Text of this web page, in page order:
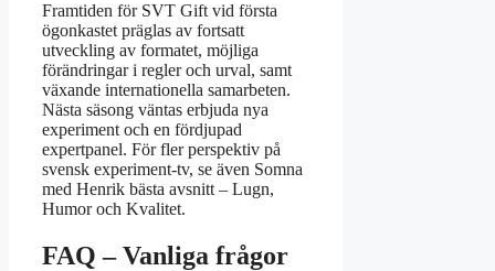
Framtiden för SVT Gift vid första
ögonkastet präglas av fortsatt
utveckling av formatet, möjliga
förändringar i regler och urval, samt
växande internationella samarbeten.
Nästa säsong väntas erbjuda nya
experiment och en fördjupad
expertpanel. För fler perspektiv på
svensk experiment-tv, se även Somna
med Henrik bästa avsnitt – Lugn,
Humor och Kvalitet.
FAQ – Vanliga frågor